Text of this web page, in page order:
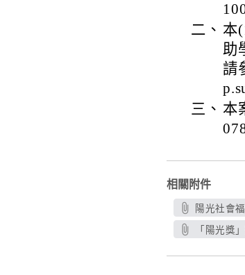
二、 本
助
請
三、 本
相關附件
陽光社會
「陽光獎